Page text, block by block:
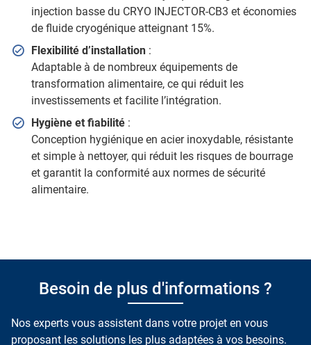
injection basse du CRYO INJECTOR-CB3 et économies
de fluide cryogénique atteignant 15%.
Flexibilité d’installation :
Adaptable à de nombreux équipements de
transformation alimentaire, ce qui réduit les
investissements et facilite l’intégration.
Hygiène et fiabilité:
Conception hygiénique en acier inoxydable, résistante
et simple à nettoyer, qui réduit les risques de bourrage
et garantit la conformité aux normes de sécurité
alimentaire.
Besoin de plus d'informations ?
Nos experts vous assistent dans votre projet en vous
proposant les solutions les plus adaptées à vos besoins.